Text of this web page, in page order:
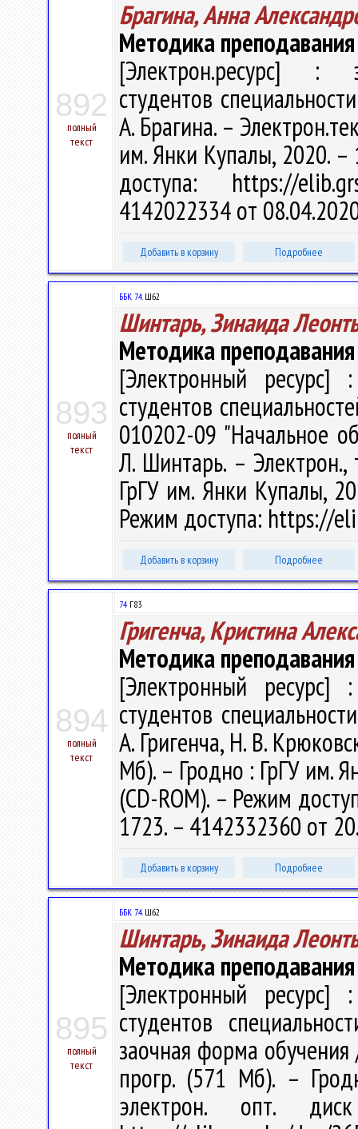
892
полный
текст
Брагина, Анна
Методика
[Электрон.ресурс] :
студентов
А. Брагина. –
им. Янки Купалы, 2020. –
доступа: https://
4142022334 от
Добавить в корзину Подробнее
893
полный
текст
ББК 74.Ш62
Шинтарь, Зинаида
Методика
[Электронный ресурс]
студентов
010202-09 "Начальное
Л. Шинтарь. –
ГрГУ им. Янки Купалы,
Режим доступа: https://
Добавить в корзину Подробнее
894
полный
текст
74 Г83
Григенча, Кристина
Методика
[Электронный ресурс]
студентов
А. Григенча, Н. В.
Мб). – Гродно : ГрГУ им.
(CD-ROM). – Режим
1723. – 4142332360 от
Добавить в корзину Подробнее
895
полный
текст
ББК 74.Ш62
Шинтарь, Зинаида
Методика
[Электронный ресурс]
студентов
заочная форма обучения
прогр. (571 Мб). –
электрон. опт.